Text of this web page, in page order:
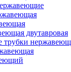
двутавровая
трубки